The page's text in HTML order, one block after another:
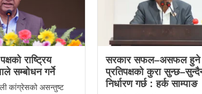
राष्ट्रिय
सम्बोधन गर्ने
कांग्रेसको असन्तुष्ट
सरकार सफल–असफल हुने
प्रतिपक्षको कुरा
निर्धारण गर्छ : हर्क साम्पाङ